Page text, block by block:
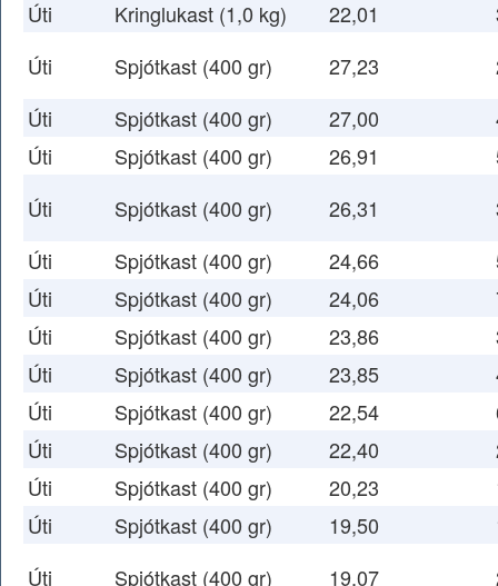
Úti Kringlukast (1,0 kg) 22,01
Úti
Spjótkast (400 gr) 27,23
Úti
Spjótkast (400 gr) 27,00
Úti
Spjótkast (400 gr) 26,91
Úti
Spjótkast (400 gr) 26,31
Úti
Spjótkast (400 gr) 24,66
Úti
Spjótkast (400 gr) 24,06
Úti
Spjótkast (400 gr) 23,86
Úti
Spjótkast (400 gr) 23,85
Úti
Spjótkast (400 gr) 22,54
Úti
Spjótkast (400 gr) 22,40
Úti
Spjótkast (400 gr) 20,23
Úti
Spjótkast (400 gr) 19,50
Úti
Spjótkast (400 gr) 19,07